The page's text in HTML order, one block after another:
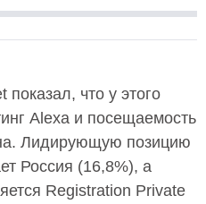
что у этого
Alexa и посещаемость
Лидирующую позицию
Россия (16,8%), а
Registration Private